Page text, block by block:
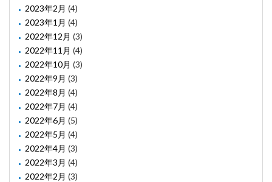
2023年2月 (4)
2023年1月 (4)
2022年12月 (3)
2022年11月 (4)
2022年10月 (3)
2022年9月 (3)
2022年8月 (4)
2022年7月 (4)
2022年6月 (5)
2022年5月 (4)
2022年4月 (3)
2022年3月 (4)
2022年2月 (3)